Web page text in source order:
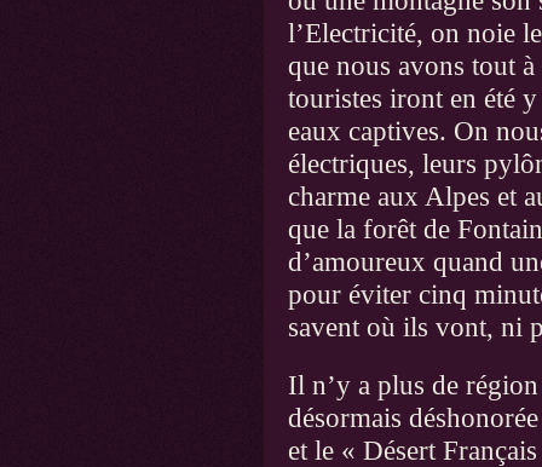
l’Electricité, on noie
que nous avons tout
touristes iront en été
eaux captives. On
électriques, leurs
charme aux Alpes et
que la forêt de
d’amoureux quand
pour éviter cinq
savent où ils vont, ni
Il n’y a plus de
désormais
et le « Désert